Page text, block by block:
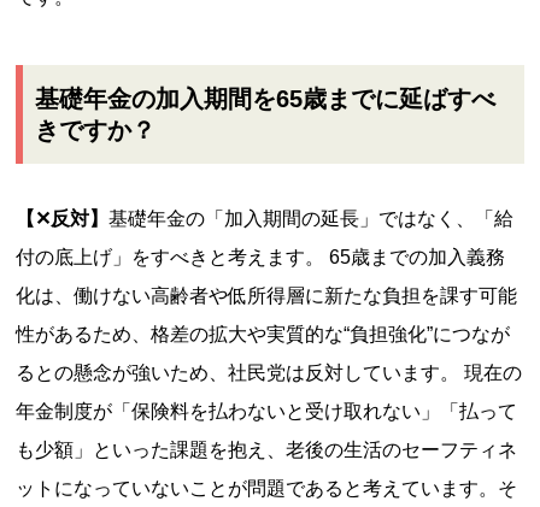
基礎年金の加入期間を65歳までに延ばすべ
きですか？
【✕反対】基礎年金の「加入期間の延長」ではなく、「給
付の底上げ」をすべきと考えます。 65歳までの加入義務
化は、働けない高齢者や低所得層に新たな負担を課す可能
性があるため、格差の拡大や実質的な“負担強化”につなが
るとの懸念が強いため、社民党は反対しています。 現在の
年金制度が「保険料を払わないと受け取れない」「払って
も少額」といった課題を抱え、老後の生活のセーフティネ
ットになっていないことが問題であると考えています。そ